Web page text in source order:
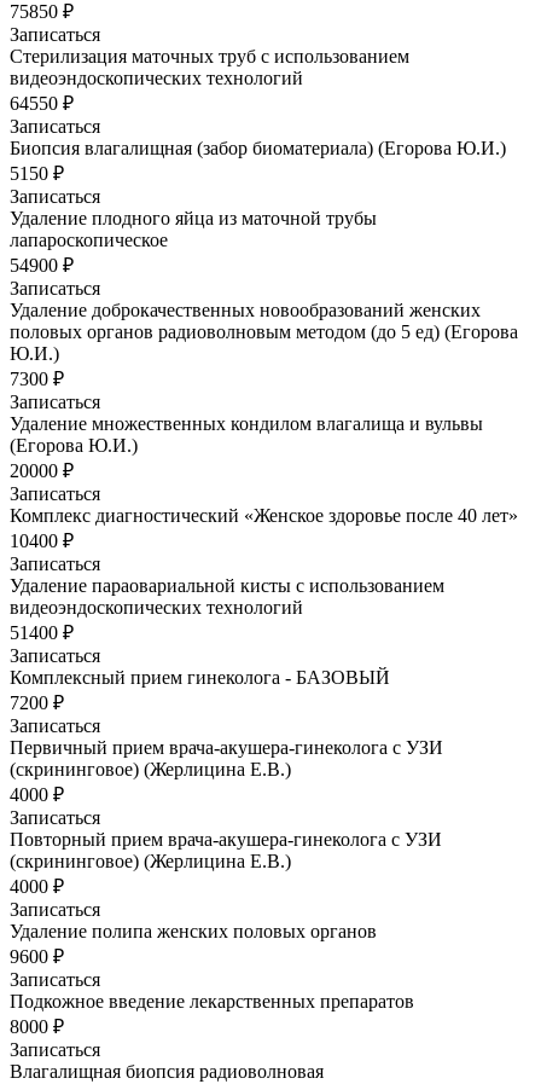
75850 ₽
Записаться
Стерилизация маточных труб с использованием
видеоэндоскопических технологий
64550 ₽
Записаться
Биопсия влагалищная (забор биоматериала) (Егорова Ю.И.)
5150 ₽
Записаться
Удаление плодного яйца из маточной трубы
лапароскопическое
54900 ₽
Записаться
Удаление доброкачественных новообразований женских
половых органов радиоволновым методом (до 5 ед) (Егорова
Ю.И.)
7300 ₽
Записаться
Удаление множественных кондилом влагалища и вульвы
(Егорова Ю.И.)
20000 ₽
Записаться
Комплекс диагностический «Женское здоровье после 40 лет»
10400 ₽
Записаться
Удаление параовариальной кисты с использованием
видеоэндоскопических технологий
51400 ₽
Записаться
Комплексный прием гинеколога - БАЗОВЫЙ
7200 ₽
Записаться
Первичный прием врача-акушера-гинеколога с УЗИ
(скрининговое) (Жерлицина Е.В.)
4000 ₽
Записаться
Повторный прием врача-акушера-гинеколога с УЗИ
(скрининговое) (Жерлицина Е.В.)
4000 ₽
Записаться
Удаление полипа женских половых органов
9600 ₽
Записаться
Подкожное введение лекарственных препаратов
8000 ₽
Записаться
Влагалищная биопсия радиоволновая